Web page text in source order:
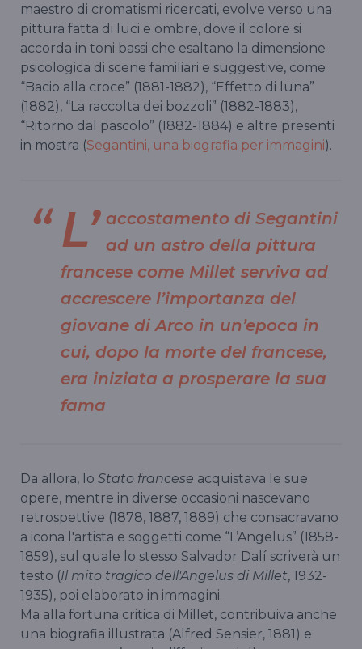
maestro di cromatismi ricercati, evolve verso una
pittura fatta di luci e ombre, dove il colore si
accorda in toni bassi che esaltano la dimensione
psicologica di scene familiari e suggestive, come
“Bacio alla croce” (1881-1882), “Effetto di luna”
(1882), “La raccolta dei bozzoli” (1882-1883),
“Ritorno dal pascolo” (1882-1884) e altre presenti
in mostra (Segantini, una biografia per immagini).
L’ accostamento di Segantini
ad un astro della pittura
francese come Millet serviva ad
accrescere l’importanza del
giovane di Arco in un’epoca in
cui, dopo la morte del francese,
era iniziata a prosperare la sua
fama
Da allora, lo Stato francese acquistava le sue
opere, mentre in diverse occasioni nascevano
retrospettive (1878, 1887, 1889) che consacravano
a icona l'artista e soggetti come “L’Angelus” (1858-
1859), sul quale lo stesso Salvador Dalí scriverà un
testo (Il mito tragico dell'Angelus di Millet, 1932-
1935), poi elaborato in immagini.
Ma alla fortuna critica di Millet, contribuiva anche
una biografia illustrata (Alfred Sensier, 1881) e